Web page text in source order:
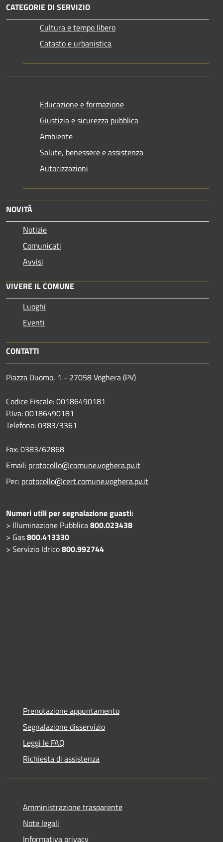
CATEGORIE DI SERVIZIO
Cultura e tempo libero
Catasto e urbanistica
Educazione e formazione
Giustizia e sicurezza pubblica
Ambiente
Salute, benessere e assistenza
Autorizzazioni
NOVITÀ
Notizie
Comunicati
Avvisi
VIVERE IL COMUNE
Luoghi
Eventi
CONTATTI
Piazza Duomo, 1 - 27058 Voghera (PV)
Codice Fiscale: 00186490181
P.Iva: 00186490181
Telefono:0383/3361
Fax:0383/62868
Email: protocollo@comune.voghera.pv.it
Pec: protocollo@cert.comune.voghera.pv.it
Numeri utili per segnalazione guasti:
> Illuminazione Pubblica800.023438
> Gas800.413330
> Servizio Idrico800.992744
Prenotazione appuntamento
Segnalazione disservizio
Leggi le FAQ
Richiesta di assistenza
Amministrazione trasparente
Note legali
Informativa privacy